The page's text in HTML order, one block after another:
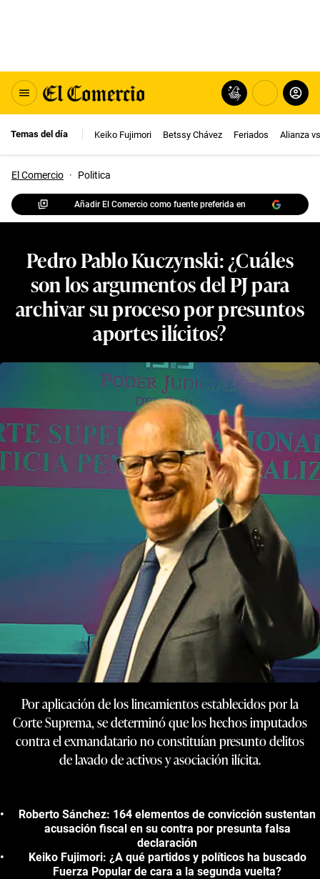
Temas del día Keiko Fujimori Betssy Chávez Feriados Alianza
El Comercio · Politica
Añadir El Comercio como fuente preferida en
Pedro Pablo Kuczynski: ¿Cuáles
son los argumentos del PJ para
archivar su proceso por presuntos
aportes ilícitos?
Por aplicación de los lineamientos establecidos por la
Corte Suprema, se determinó que los hechos imputados
contra el exmandatario no constituían presunto delitos
de lavado de activos y asociación ilícita.
Roberto Sánchez: 164 elementos de convicción sustentan
acusación fiscal en su contra por presunta falsa
declaración
Keiko Fujimori: ¿A qué partidos y políticos ha buscado
Fuerza Popular de cara a la segunda vuelta?